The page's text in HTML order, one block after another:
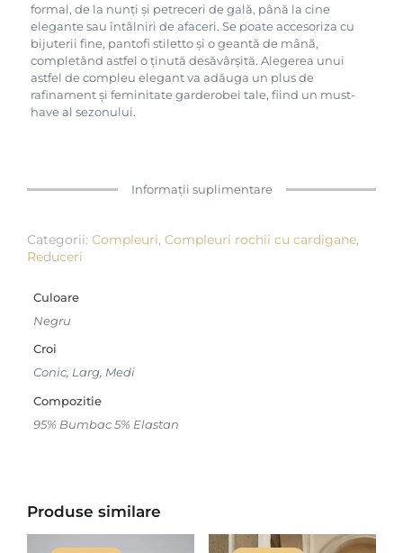
formal, de la nunți și petreceri de gală, până la cine
elegante sau întâlniri de afaceri. Se poate accesoriza cu
bijuterii fine, pantofi stiletto și o geantă de mână,
completând astfel o ținută desăvârșită. Alegerea unui
astfel de compleu elegant va adăuga un plus de
rafinament și feminitate garderobei tale, fiind un must-
have al sezonului.
Informații suplimentare
Categorii: Compleuri, Compleuri rochii cu cardigane,
Reduceri
Culoare
Negru
Croi
Conic, Larg, Medi
Compozitie
95% Bumbac 5% Elastan
Produse similare